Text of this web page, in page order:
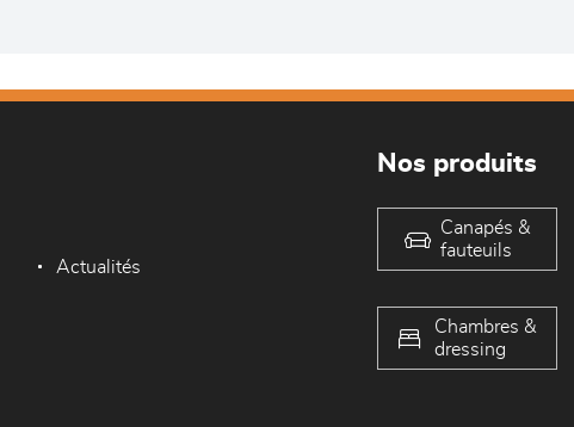
Actualités
Nos produits
Canapés &
fauteuils
Chambres &
dressing